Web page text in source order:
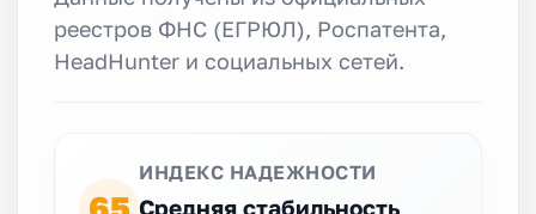
реестров ФНС (ЕГРЮЛ), Роспатента,
HeadHunter и социальных сетей.
ИНДЕКС НАДЕЖНОСТИ
Средняя стабильность